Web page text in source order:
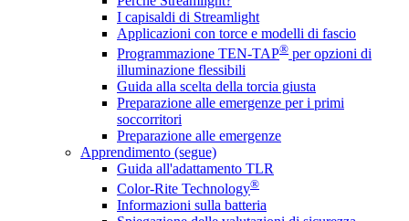
I capisaldi di Streamlight
Applicazioni con torce e modelli di fascio
Programmazione TEN-TAP® per opzioni di
illuminazione flessibili
Guida alla scelta della torcia giusta
Preparazione alle emergenze per i primi
soccorritori
Preparazione alle emergenze
Apprendimento (segue)
Guida all'adattamento TLR
Color-Rite Technology®
Informazioni sulla batteria